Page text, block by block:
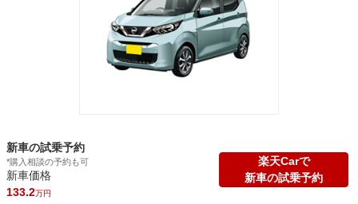
新車の試乗予約
*購入相談の予約も可
新車価格
133.2万円
楽天Carで
新車の試乗予約